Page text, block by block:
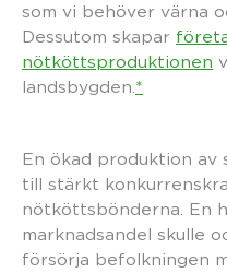
som vi behöver värna
Dessutom skapar
nötköttsproduktionen
landsbygden. *
En ökad produktion
till stärkt
nötköttsbönderna. En
marknadsandel skulle
försörja befolkningen